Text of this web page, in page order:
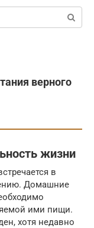
верного
жизни
в
Домашние
ими пищи.
хотя недавно